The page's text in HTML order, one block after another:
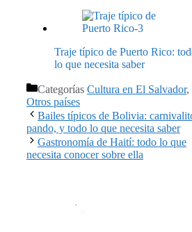
Traje típico de Puerto Rico:
lo que necesita saber
Categorías Cultura en El Salvador,
Otros países
Bailes típicos de Bolivia:
pando, y todo lo que necesita saber
Gastronomía de Haití: todo lo que
necesita conocer sobre ella